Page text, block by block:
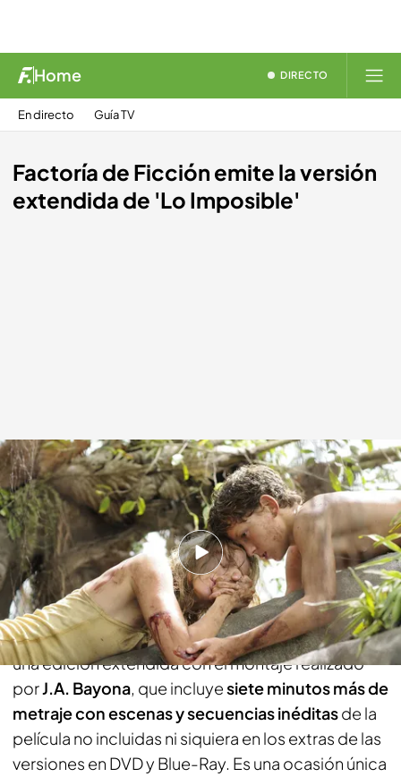
Home DIRECTO
En directo Guía TV
Factoría de Ficción emite la versión
extendida de 'Lo Imposible'
telecinco.es
23 NOV 2014 - 20:00h.
Compartir
Este lunes a lasa 22.15. Factoría de Ficción emite
una versión nunca antes vista de'Lo imposible',
una edición extendida con el montaje realizado
porJ.A. Bayona, que incluyesiete minutos más de
metraje con escenas y secuencias inéditasde la
película no incluidas ni siquiera en los extras de las
versiones en DVD y Blue-Ray. Es una ocasión única